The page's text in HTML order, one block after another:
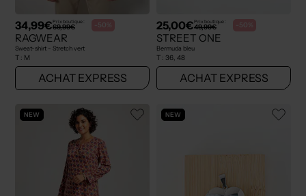
34,99€Prix boutique :
69,99€ -50%
RAGWEAR
Sweat-shirt - Stretch vert
T : M
ACHAT EXPRESS
25,00€Prix boutique :
49,99€ -50%
STREET ONE
Bermuda bleu
T : 36, 48
ACHAT EXPRESS
NEW NEW